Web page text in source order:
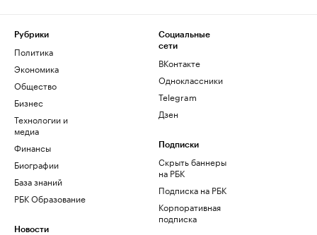
Рубрики
Политика
Экономика
Общество
Бизнес
Технологии и
медиа
Финансы
Биографии
База знаний
РБК Образование
Новости
Социальные
сети
ВКонтакте
Одноклассники
Telegram
Дзен
Подписки
Скрыть баннеры
на РБК
Подписка на РБК
Корпоративная
подписка